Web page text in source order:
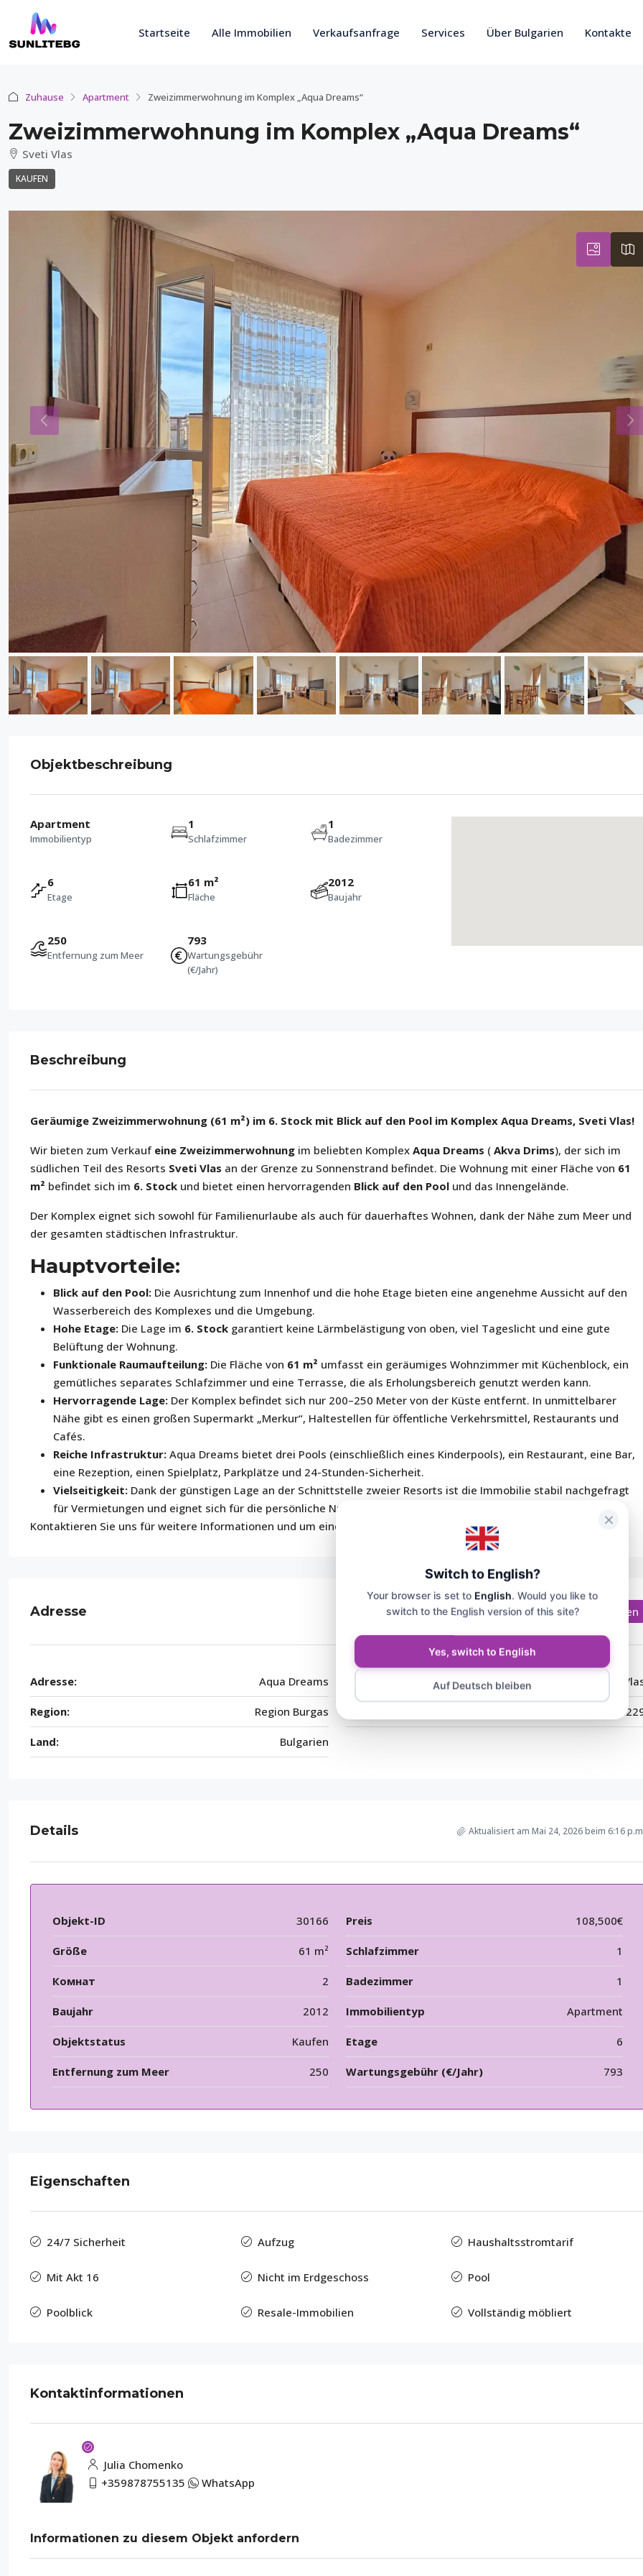
Startseite Alle Immobilien Verkaufsanfrage Services Über Bulgarien Kontakte
Zuhause Apartment Zweizimmerwohnung im Komplex „Aqua Dreams“
Zweizimmerwohnung im Komplex „Aqua Dreams“
Sveti Vlas
KAUFEN
Objektbeschreibung
Apartment
Immobilientyp
1
Schlafzimmer
1
Badezimmer
6
Etage
61 m²
Fläche
2012
Baujahr
250
Entfernung zum Meer
793
Wartungsgebühr
(€/Jahr)
Beschreibung
Geräumige Zweizimmerwohnung (61 m²) im 6. Stock mit Blick auf den Pool im Komplex Aqua Dreams, Sveti Vlas!
Wir bieten zum Verkauf eine Zweizimmerwohnung im beliebten Komplex Aqua Dreams ( Akva Drims), der sich im
südlichen Teil des Resorts Sveti Vlas an der Grenze zu Sonnenstrand befindet. Die Wohnung mit einer Fläche von 61
m² befindet sich im 6. Stock und bietet einen hervorragenden Blick auf den Pool und das Innengelände.
Der Komplex eignet sich sowohl für Familienurlaube als auch für dauerhaftes Wohnen, dank der Nähe zum Meer und
der gesamten städtischen Infrastruktur.
Hauptvorteile:
Blick auf den Pool: Die Ausrichtung zum Innenhof und die hohe Etage bieten eine angenehme Aussicht auf den
Wasserbereich des Komplexes und die Umgebung.
Hohe Etage: Die Lage im 6. Stock garantiert keine Lärmbelästigung von oben, viel Tageslicht und eine gute
Belüftung der Wohnung.
Funktionale Raumaufteilung: Die Fläche von 61 m² umfasst ein geräumiges Wohnzimmer mit Küchenblock, ein
gemütliches separates Schlafzimmer und eine Terrasse, die als Erholungsbereich genutzt werden kann.
Hervorragende Lage: Der Komplex befindet sich nur 200–250 Meter von der Küste entfernt. In unmittelbarer
Nähe gibt es einen großen Supermarkt „Merkur“, Haltestellen für öffentliche Verkehrsmittel, Restaurants und
Cafés.
Reiche Infrastruktur: Aqua Dreams bietet drei Pools (einschließlich eines Kinderpools), ein Restaurant, eine Bar,
eine Rezeption, einen Spielplatz, Parkplätze und 24-Stunden-Sicherheit.
Vielseitigkeit: Dank der günstigen Lage an der Schnittstelle zweier Resorts ist die Immobilie stabil nachgefragt
für Vermietungen und eignet sich für die persönliche Nutzung zu jeder Jahreszeit.
Kontaktieren Sie uns für weitere Informationen und um eine Besichtigung dieser Immobilie zu vereinbaren!
Adresse In Google Maps öffnen
Adresse: Aqua Dreams Sveti
Region: Region Burgas
Land: Bulgarien
Details Aktualisiert am Mai 24, 2026 beim 6:16
Objekt-ID 30166 Preis 108,500€
Größe 61 m² Schlafzimmer 1
Комнат 2 Badezimmer 1
Baujahr 2012 Immobilientyp Apartment
Objektstatus Kaufen Etage 6
Entfernung zum Meer 250 Wartungsgebühr (€/Jahr) 793
Eigenschaften
24/7 Sicherheit Aufzug Haushaltsstromtarif
Mit Akt 16 Nicht im Erdgeschoss Pool
Poolblick Resale-Immobilien Vollständig möbliert
Kontaktinformationen
Julia Chomenko
+359878755135
WhatsApp
Informationen zu diesem Objekt anfordern
Switch to English?
Your browser is set to English. Would you like to
switch to the English version of this site?
Yes, switch to English
Auf Deutsch bleiben